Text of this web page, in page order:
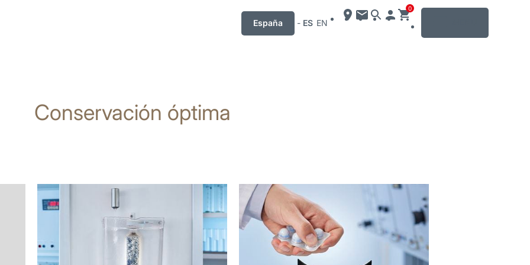
España - ES EN
0
Conservación óptima
más
información
más
información